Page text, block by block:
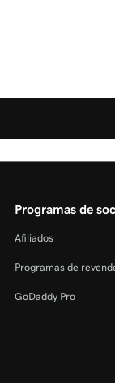
Programas de
Afiliados
Programas de
GoDaddy Pro